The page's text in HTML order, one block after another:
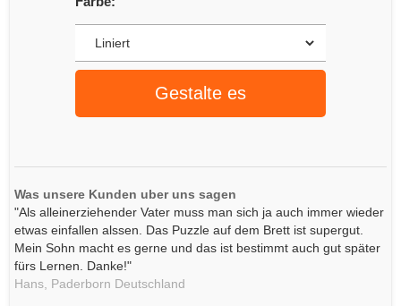
Gestalte es
Was unsere Kunden uber uns sagen
"Als alleinerziehender Vater muss man sich ja auch immer wieder
etwas einfallen alssen. Das Puzzle auf dem Brett ist supergut.
Mein Sohn macht es gerne und das ist bestimmt auch gut später
fürs Lernen. Danke!"
Hans, Paderborn Deutschland